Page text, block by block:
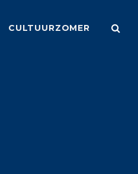
CULTUURZOMER